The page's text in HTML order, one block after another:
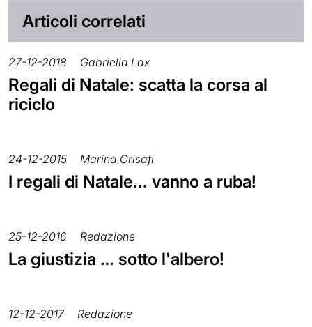
Articoli correlati
27-12-2018 Gabriella Lax
Regali di Natale: scatta la corsa al
riciclo
24-12-2015 Marina Crisafi
I regali di Natale... vanno a ruba!
25-12-2016 Redazione
La giustizia … sotto l'albero!
12-12-2017 Redazione